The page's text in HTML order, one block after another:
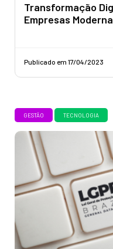
Transformação
Empresas
Publicado em 17/04/2023
GESTÃO TECNOLOGIA